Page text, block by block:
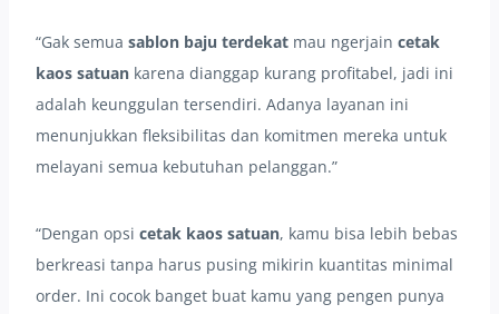
“Gak semua sablon baju terdekat mau ngerjain cetak
kaos satuan karena dianggap kurang profitabel, jadi ini
adalah keunggulan tersendiri. Adanya layanan ini
menunjukkan fleksibilitas dan komitmen mereka untuk
melayani semua kebutuhan pelanggan.”
“Dengan opsi cetak kaos satuan, kamu bisa lebih bebas
berkreasi tanpa harus pusing mikirin kuantitas minimal
order. Ini cocok banget buat kamu yang pengen punya